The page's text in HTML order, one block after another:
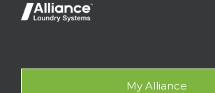
My Alliance